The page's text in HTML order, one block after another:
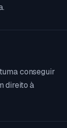
conseguir
direito à